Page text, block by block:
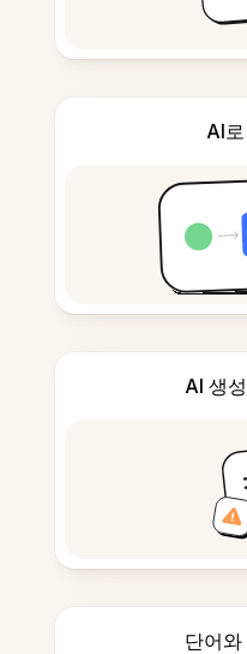
AI
AI 생
단어와